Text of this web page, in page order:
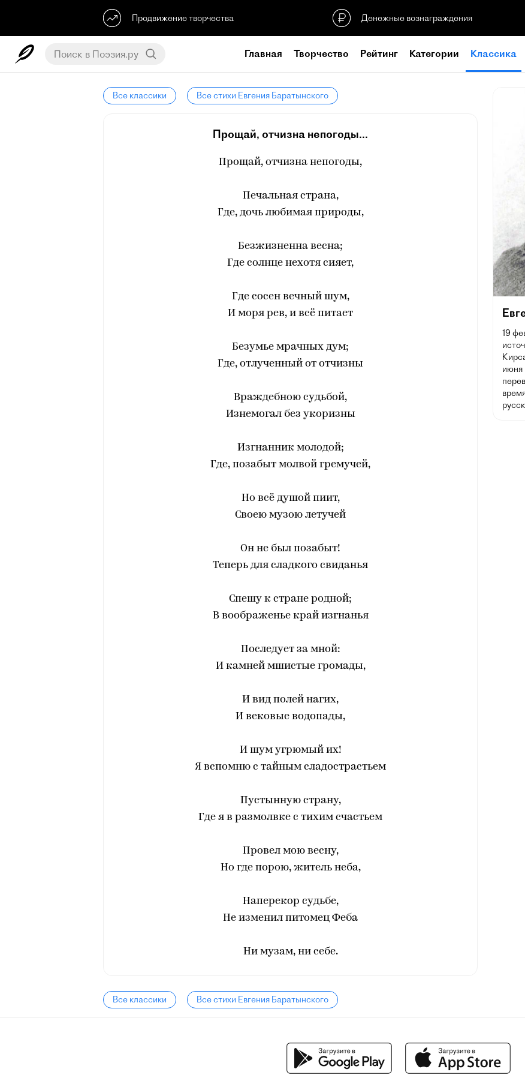
Продвижение творчества Денежные вознаграждения
Главная Творчество Рейтинг Категории Классика
Все классики Все стихи Евгения Баратынского
Прощай, отчизна непогоды...
Прощай, отчизна непогоды,
Печальная страна,
Где, дочь любимая природы,
Безжизненна весна;
Где солнце нехотя сияет,
Где сосен вечный шум,
И моря рев, и всё питает
Безумье мрачных дум;
Где, отлученный от отчизны
Враждебною судьбой,
Изнемогал без укоризны
Изгнанник молодой;
Где, позабыт молвой гремучей,
Но всё душой пиит,
Своею музою летучей
Он не был позабыт!
Теперь для сладкого свиданья
Спешу к стране родной;
В воображенье край изгнанья
Последует за мной:
И камней мшистые громады,
И вид полей нагих,
И вековые водопады,
И шум угрюмый их!
Я вспомню с тайным сладострастьем
Пустынную страну,
Где я в размолвке с тихим счастьем
Провел мою весну,
Но где порою, житель неба,
Наперекор судьбе,
Не изменил питомец Феба
Ни музам, ни себе.
Все классики Все стихи Евгения Баратынского
19
июня